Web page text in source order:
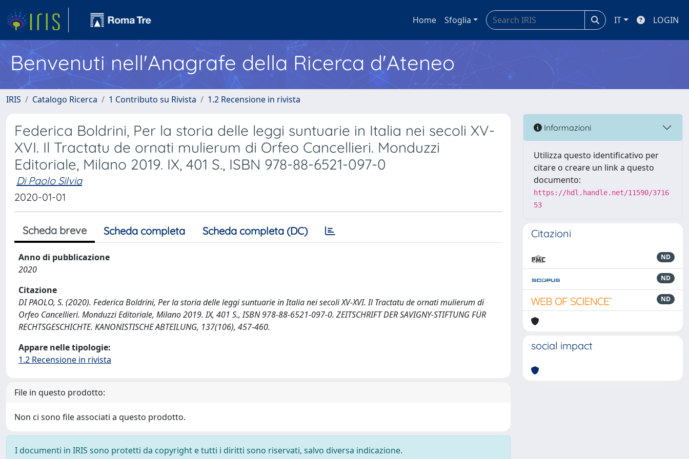
Home Sfoglia IT LOGIN
Benvenuti nell'Anagrafe della Ricerca d'Ateneo
IRIS Catalogo Ricerca 1 Contributo su Rivista 1.2 Recensione in rivista
Federica Boldrini, Per la storia delle leggi suntuarie in Italia nei secoli XV-
XVI. Il Tractatu de ornati mulierum di Orfeo Cancellieri. Monduzzi
Editoriale, Milano 2019. IX, 401 S., ISBN 978-88-6521-097-0
Di Paolo Silvia
2020-01-01
Scheda breve Scheda completa Scheda completa (DC)
Anno di pubblicazione
2020
Citazione
DI PAOLO, S. (2020). Federica Boldrini, Per la storia delle leggi suntuarie in Italia nei secoli XV-XVI. Il Tractatu de ornati mulierum di
Orfeo Cancellieri. Monduzzi Editoriale, Milano 2019. IX, 401 S., ISBN 978-88-6521-097-0. ZEITSCHRIFT DER SAVIGNY-STIFTUNG FÜR
RECHTSGESCHICHTE. KANONISTISCHE ABTEILUNG, 137(106), 457-460.
Appare nelle tipologie:
1.2 Recensione in rivista
File in questo prodotto:
Non ci sono file associati a questo prodotto.
I documenti in IRIS sono protetti da copyright e tutti i diritti sono riservati, salvo diversa indicazione.
Informazioni
Utilizza questo identificativo per
citare o creare un link a questo
documento:
https://hdl.handle.net/11590/3716
53
Citazioni
ND
ND
ND
social impact